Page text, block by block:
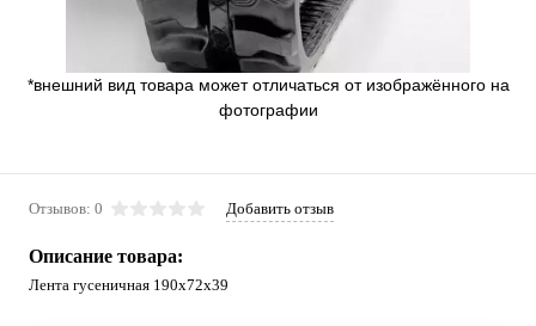
*внешний вид товара может отличаться от изображённого на
фотографии
Отзывов: 0 Добавить отзыв
Описание товара:
Лента гусеничная 190x72x39